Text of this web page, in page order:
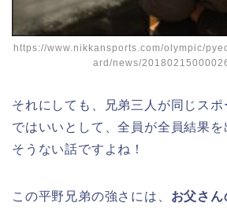
https://www.nikkansports.com/olympic/
ard/news/
それにしても、兄弟三人が同じスポ
ではいいとして、全員が全員結果を
そうない話ですよね！
この平野兄弟の強さには、 お父さん